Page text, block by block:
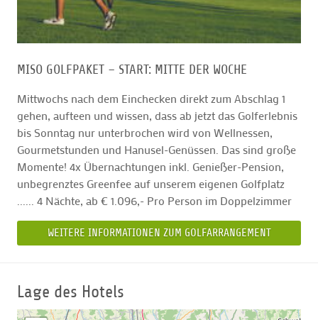
MISO GOLFPAKET – START: MITTE DER WOCHE
Mittwochs nach dem Einchecken direkt zum Abschlag 1
gehen, aufteen und wissen, dass ab jetzt das Golferlebnis
bis Sonntag nur unterbrochen wird von Wellnessen,
Gourmetstunden und Hanusel-Genüssen. Das sind große
Momente! 4x Übernachtungen inkl. Genießer-Pension,
unbegrenztes Greenfee auf unserem eigenen Golfplatz
...... 4 Nächte, ab € 1.096,- Pro Person im Doppelzimmer
WEITERE INFORMATIONEN ZUM GOLFARRANGEMENT
Lage des Hotels